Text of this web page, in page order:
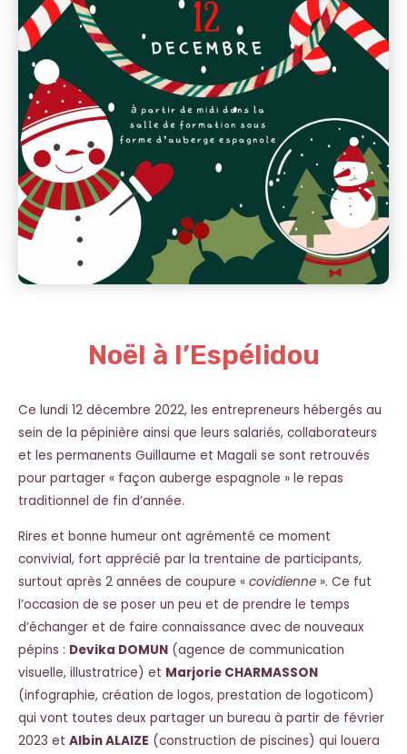
Noël à l’Espélidou
Ce lundi 12 décembre 2022, les entrepreneurs hébergés au
sein de la pépinière ainsi que leurs salariés, collaborateurs
et les permanents Guillaume et Magali se sont retrouvés
pour partager « façon auberge espagnole » le repas
traditionnel de fin d’année.
Rires et bonne humeur ont agrémenté ce moment
convivial, fort apprécié par la trentaine de participants,
surtout après 2 années de coupure « covidienne ». Ce fut
l’occasion de se poser un peu et de prendre le temps
d’échanger et de faire connaissance avec de nouveaux
pépins : Devika DOMUN (agence de communication
visuelle, illustratrice) et Marjorie CHARMASSON
(infographie, création de logos, prestation de logoticom)
qui vont toutes deux partager un bureau à partir de février
2023 et Albin ALAIZE (construction de piscines) qui louera